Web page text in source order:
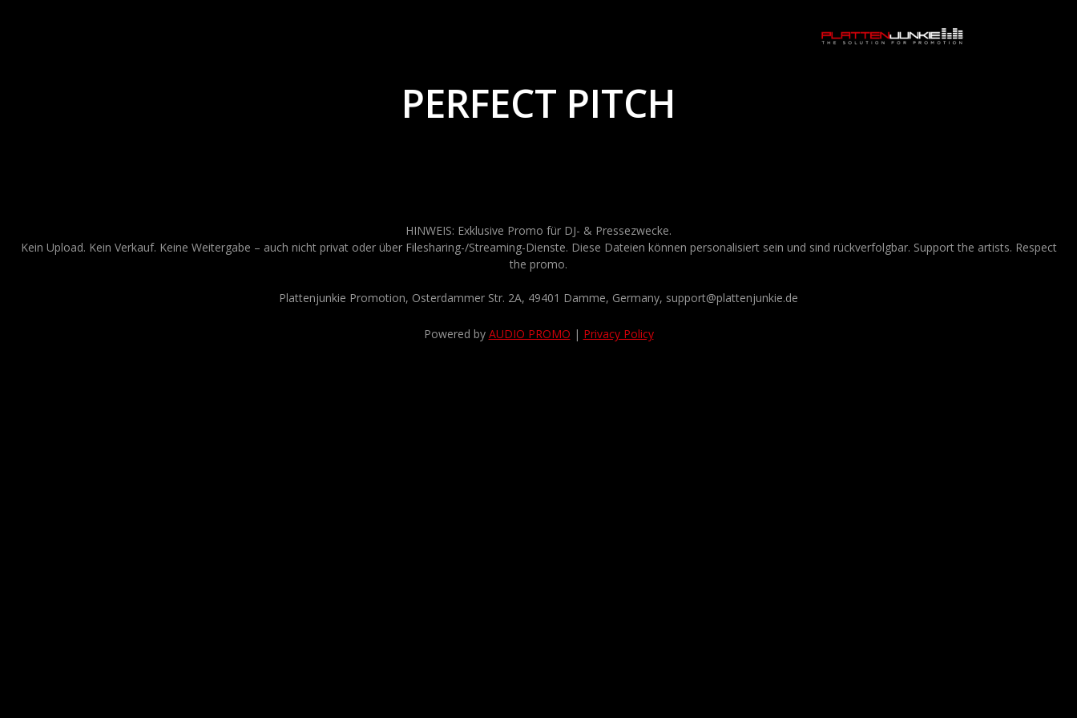
PERFECT PITCH
HINWEIS: Exklusive Promo für DJ- & Pressezwecke.
Kein Upload. Kein Verkauf. Keine Weitergabe – auch nicht privat oder über Filesharing-/Streaming-Dienste. Diese Dateien können personalisiert sein und sind rückverfolgbar. Support the artists. Respect
the promo.
Plattenjunkie Promotion, Osterdammer Str. 2A, 49401 Damme, Germany, support@plattenjunkie.de
Powered by AUDIO PROMO | Privacy Policy